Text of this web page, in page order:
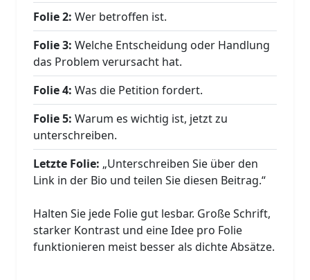
Folie 2: Wer betroffen ist.
Folie 3: Welche Entscheidung oder Handlung
das Problem verursacht hat.
Folie 4: Was die Petition fordert.
Folie 5: Warum es wichtig ist, jetzt zu
unterschreiben.
Letzte Folie: „Unterschreiben Sie über den
Link in der Bio und teilen Sie diesen Beitrag.“
Halten Sie jede Folie gut lesbar. Große Schrift,
starker Kontrast und eine Idee pro Folie
funktionieren meist besser als dichte Absätze.